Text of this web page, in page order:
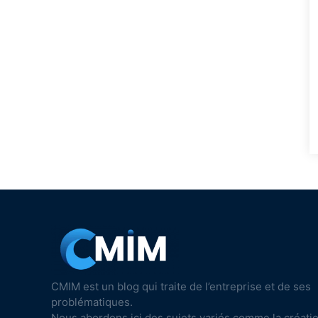
CMIM est un blog qui traite de l’entreprise et de ses
problématiques.